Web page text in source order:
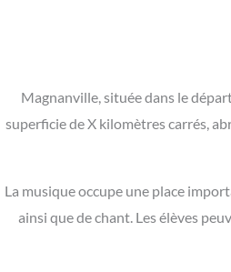
Magnanville, située dans le
superficie de X kilomètres carrés,
La musique occupe une place
ainsi que de chant. Les élèves